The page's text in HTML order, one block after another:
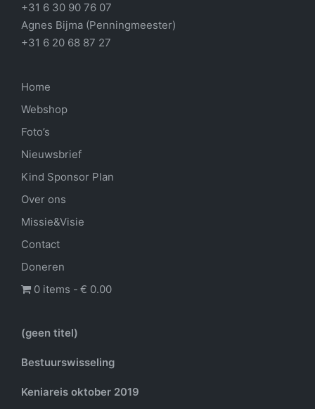
+31 6 30 90 76 07
Agnes Bijma (Penningmeester)
+31 6 20 68 87 27
Home
Webshop
Foto’s
Nieuwsbrief
Kind Sponsor Plan
Over ons
Missie&Visie
Contact
Doneren
0 items
€ 0.00
(geen titel)
Bestuurswisseling
Keniareis oktober 2019